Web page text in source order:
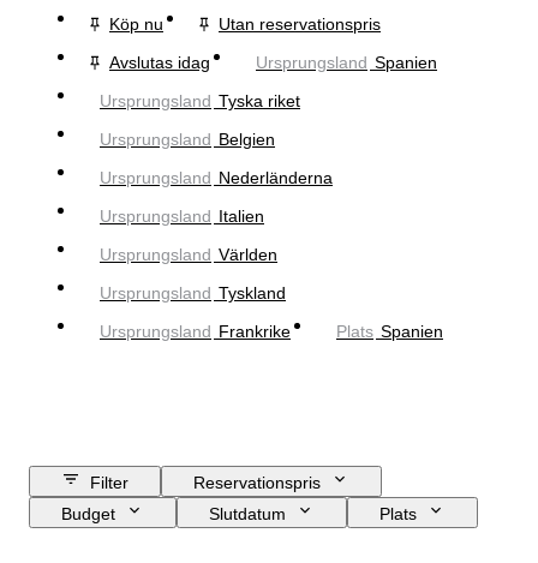
Köp nu
Utan reservationspris
Avslutas idag
Ursprungsland Spanien
Ursprungsland Tyska riket
Ursprungsland Belgien
Ursprungsland Nederländerna
Ursprungsland Italien
Ursprungsland Världen
Ursprungsland Tyskland
Ursprungsland Frankrike Plats Spanien
Filter
Reservationspris
Budget
Slutdatum
Plats